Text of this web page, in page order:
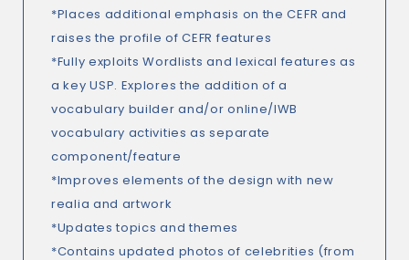
*Places additional emphasis on the CEFR and
raises the profile of CEFR features
*Fully exploits Wordlists and lexical features as
a key USP. Explores the addition of a
vocabulary builder and/or online/IWB
vocabulary activities as separate
component/feature
*Improves elements of the design with new
realia and artwork
*Updates topics and themes
*Contains updated photos of celebrities (from